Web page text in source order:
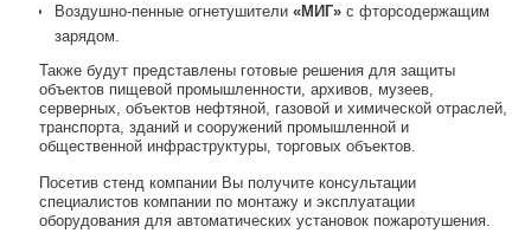
Воздушно-пенные огнетушители «МИГ» с фторсодержащим
зарядом.
Также будут представлены готовые решения для защиты
объектов пищевой промышленности, архивов, музеев,
серверных, объектов нефтяной, газовой и химической отраслей,
транспорта, зданий и сооружений промышленной и
общественной инфраструктуры, торговых объектов.
Посетив стенд компании Вы получите консультации
специалистов компании по монтажу и эксплуатации
оборудования для автоматических установок пожаротушения.